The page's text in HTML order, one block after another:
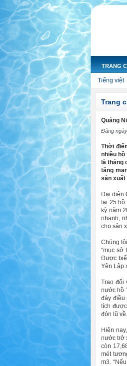
TRANG
Tiếng việt
Trang
Quảng
Đăng
Thời
nhiều
là tháng
tăng
sản xuất
Đại diện
tại 25 hồ
kỳ năm
nhanh,
cho sản
Chúng
“mục sở
Được
Yên Lập
Trao đổi
nước hồ
đáy điều
tích
đón lũ
Hiện
nước trở
còn
mét
m3.